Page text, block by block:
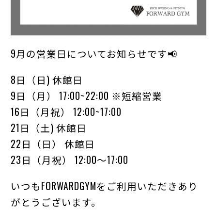
9月の営業日についてお知らせです📢
8日（日) 休館日
9日（月） 17:00~22:00 ※短縮営業
16日（月祝） 12:00~17:00
21日（土) 休館日
22日（日） 休館日
23日（月祝） 12:00〜17:00
いつもFORWARDGYMをご利用いただきあり
がとうございます。